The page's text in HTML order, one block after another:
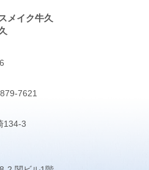
メイク牛久
7621
134-3